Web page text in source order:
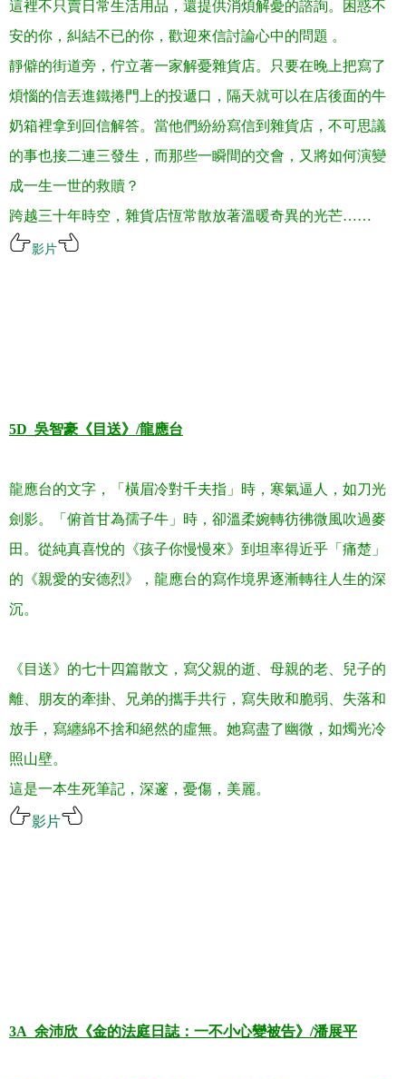
這裡不只賣日常生活用品，還提供消煩解憂的諮詢。困惑不
安的你，糾結不已的你，歡迎來信討論心中的問題 。
靜僻的街道旁，佇立著一家解憂雜貨店。只要在晚上把寫了
煩惱的信丟進鐵捲門上的投遞口，隔天就可以在店後面的牛
奶箱裡拿到回信解答。當他們紛紛寫信到雜貨店，不可思議
的事也接二連三發生，而那些一瞬間的交會，又將如何演變
成一生一世的救贖 ？
跨越三十年時空，雜貨店恆常散放著溫暖奇異的光芒……
影片
5D_ 吳智豪《目送》 /龍應台
龍應台的文字，「橫眉冷對千夫指」時，寒氣逼人，如刀光
劍影。「俯首甘為孺子牛」時，卻溫柔婉轉彷彿微風吹過麥
田。從純真喜悅的《孩子你慢慢來》到坦率得近乎「痛楚」
的《親愛的安德烈》，龍應台的寫作境界逐漸轉往人生的深
沉。
《目送》的七十四篇散文，寫父親的逝、母親的老、兒子的
離、朋友的牽掛、兄弟的攜手共行，寫失敗和脆弱、失落和
放手，寫纏綿不捨和絕然的虛無。她寫盡了幽微，如燭光冷
照山壁。
這是一本生死筆記，深邃，憂傷，美麗。
影片
3A_ 余沛欣《金的法庭日誌：一不小心變被告》 /潘展平